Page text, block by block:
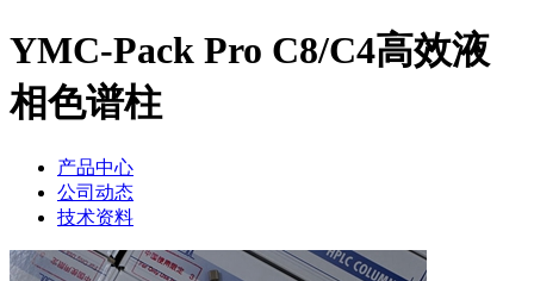
YMC-Pack Pro C8/C4高效液
相色谱柱
产品中心
公司动态
技术资料